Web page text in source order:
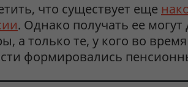
что существует еще
. Однако получать ее могут
а только те, у кого во
формировались